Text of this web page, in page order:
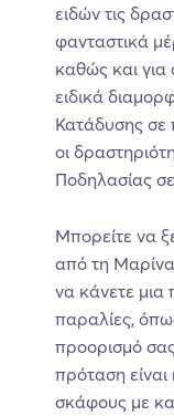
ειδών τις
φανταστικά
καθώς και για
ειδικά
Κατάδυσης σε
οι
Ποδηλασίας
Μπορείτε να
από τη Μαρίνα
να κάνετε μια
παραλίες,
προορισμό
πρόταση είναι
σκάφους με